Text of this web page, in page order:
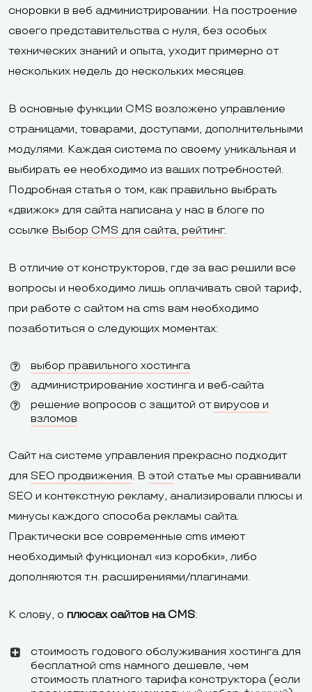
сноровки в веб администрировании. На построение
своего представительства с нуля, без особых
технических знаний и опыта, уходит примерно от
нескольких недель до нескольких месяцев.
В основные функции CMS возложено управление
страницами, товарами, доступами, дополнительными
модулями. Каждая система по своему уникальная и
выбирать ее необходимо из ваших потребностей.
Подробная статья о том, как правильно выбрать
«движок» для сайта написана у нас в блоге по
ссылке Выбор CMS для сайта, рейтинг.
В отличие от конструкторов, где за вас решили все
вопросы и необходимо лишь оплачивать свой тариф,
при работе с сайтом на cms вам необходимо
позаботиться о следующих моментах:
выбор правильного хостинга
администрирование хостинга и веб-сайта
решение вопросов с защитой отвирусов и
взломов
Сайт на системе управления прекрасно подходит
для SEO продвижения. В этой статье мы сравнивали
SEO и контекстную рекламу, анализировали плюсы и
минусы каждого способа рекламы сайта.
Практически все современные cms имеют
необходимый функционал «из коробки», либо
дополняются т.н. расширениями/плагинами.
К слову, о плюсах сайтов на CMS:
стоимость годового обслуживания хостинга для
бесплатной cms намного дешевле, чем
стоимость платного тарифа конструктора (если